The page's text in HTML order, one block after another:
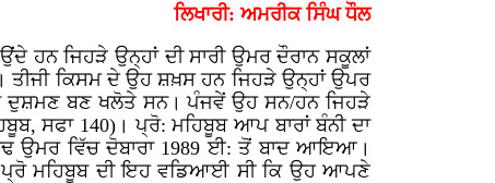
ਲਿਖਾਰੀ: ਅਮਰੀਕ ਸਿੰਘ ਧੌਲ
ਹਨ ਜਿਹੜੇ ਉਨ੍ਹਾਂ ਦੀ ਸਾਰੀ ਉਮਰ ਦੌਰਾਨ ਸਕੂਲਾਂ
ਕਿਸਮ ਦੇ ਉਹ ਸ਼ਖ਼ਸ ਹਨ ਜਿਹੜੇ ਉਨ੍ਹਾਂ ਉਪਰ
ਦੁਸ਼ਮਣ ਬਣ ਖਲੋਤੇ ਸਨ। ਪੰਜਵੇਂ ਉਹ ਸਨ/ਹਨ ਜਿਹੜੇ
ਸਫਾ 140)। ਪ੍ਰੋ: ਮਹਿਬੂਬ ਆਪ ਬਾਰਾਂ ਬੰਨੀ ਦਾ
ਉਮਰ ਵਿੱਚ ਦੋਬਾਰਾ 1989 ਈ: ਤੋਂ ਬਾਦ ਆਇਆ।
ਮਹਿਬੂਬ ਦੀ ਇਹ ਵਡਿਆਈ ਸੀ ਕਿ ਉਹ ਆਪਣੇ